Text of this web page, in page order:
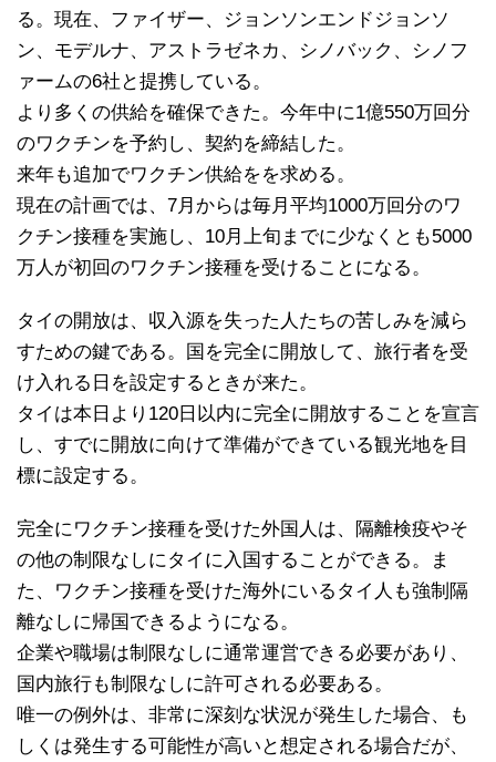
る。現在、ファイザー、ジョンソンエンドジョンソ
ン、モデルナ、アストラゼネカ、シノバック、シノフ
ァームの6社と提携している。
より多くの供給を確保できた。今年中に1億550万回分
のワクチンを予約し、契約を締結した。
来年も追加でワクチン供給をを求める。
現在の計画では、7月からは毎月平均1000万回分のワ
クチン接種を実施し、10月上旬までに少なくとも5000
万人が初回のワクチン接種を受けることになる。
タイの開放は、収入源を失った人たちの苦しみを減ら
すための鍵である。国を完全に開放して、旅行者を受
け入れる日を設定するときが来た。
タイは本日より120日以内に完全に開放することを宣言
し、すでに開放に向けて準備ができている観光地を目
標に設定する。
完全にワクチン接種を受けた外国人は、隔離検疫やそ
の他の制限なしにタイに入国することができる。ま
た、ワクチン接種を受けた海外にいるタイ人も強制隔
離なしに帰国できるようになる。
企業や職場は制限なしに通常運営できる必要があり、
国内旅行も制限なしに許可される必要ある。
唯一の例外は、非常に深刻な状況が発生した場合、も
しくは発生する可能性が高いと想定される場合だが、